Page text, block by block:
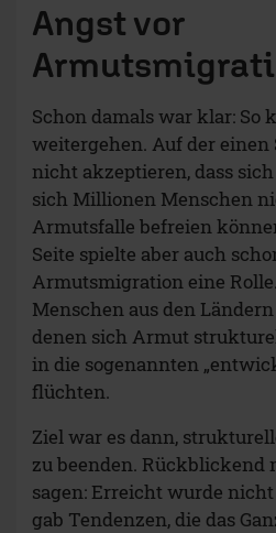
Angst vor
Schon damals war klar: So
weitergehen. Auf der
nicht akzeptieren, dass
sich Millionen Menschen
Armutsfalle befreien
Seite spielte aber auch
Armutsmigration eine
Menschen aus den
denen sich Armut
in die sogenannten
flüchten.
Ziel war es dann,
zu beenden. Rückblickend
sagen: Erreicht wurde
gab Tendenzen, die das